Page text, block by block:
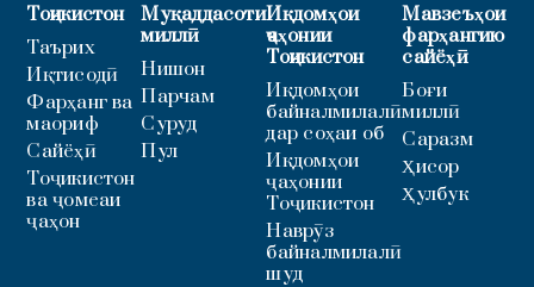
Тоҷикистон
Таърих
Иқтисодӣ
Фарҳанг ва
маориф
Сайёҳӣ
Тоҷикистон
ва ҷомеаи
ҷаҳон
Муқаддасоти
миллӣ
Нишон
Парчам
Суруд
Пул
Иқдомҳои
ҷаҳонии
Тоҷикистон
Иқдомҳои
байналмилалӣ
дар соҳаи об
Иқдомҳои
ҷаҳонии
Тоҷикистон
Наврӯз
байналмилалӣ
шуд
Мавзеъҳои
фарҳангию
сайёҳӣ
Боғи
миллӣ
Саразм
Ҳисор
Ҳулбук